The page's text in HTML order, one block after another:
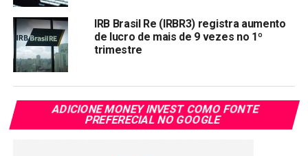
Dommo Energia opera em alta após possível
interesse da PetroRio
NÃO PERCA:
Ação da Positivo despenca 12,5% com oferta de
ações
IRB Brasil Re (IRBR3) registra aumento
de lucro de mais de 9 vezes no 1º
trimestre
ADICIONE MONEY INVEST COMO FONTE
PREFERECIAL NO GOOGLE